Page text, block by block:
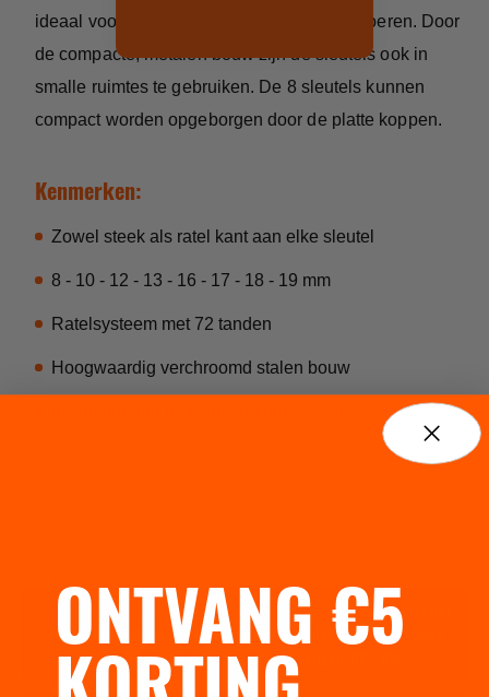
ideaal voor alle veelgebruikte bouten en moeren. Door
de compacte, metalen bouw zijn de sleutels ook in
smalle ruimtes te gebruiken. De 8 sleutels kunnen
compact worden opgeborgen door de platte koppen.
Kenmerken:
Zowel steek als ratel kant aan elke sleutel
8 - 10 - 12 - 13 - 16 - 17 - 18 - 19 mm
Ratelsysteem met 72 tanden
Hoogwaardig verchroomd stalen bouw
Gratis Fun T-shirt bij bestellingen vanaf €150 incl.Voeg eerst het
gewenste shirt toe aan je winkelwagen en gebruik daarna code
FUN26 om het shirt gratis te krijgen. OP = OP.
ONTVANG €5